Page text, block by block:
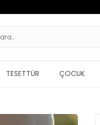
TESETTÜR ÇOCUK